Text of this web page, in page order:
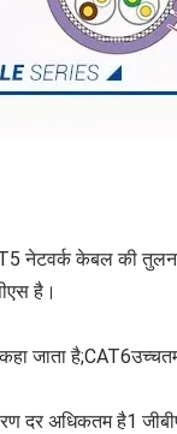
नेटवर्क केबल की
है।
जाता है;CAT6
दर अधिकतम है1